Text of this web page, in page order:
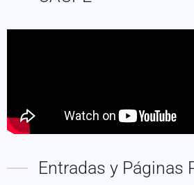
Entradas y Páginas